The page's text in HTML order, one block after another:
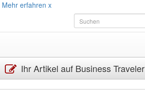
Mehr erfahren x
Ihr Artikel auf Business Traveler